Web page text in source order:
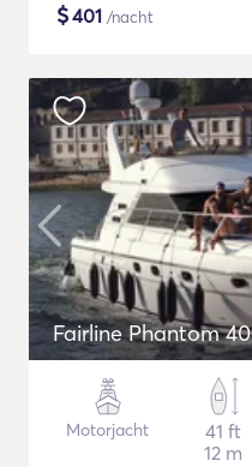
$401 /nacht
Fairline Phantom 40
Motorjacht
41 ft
12 m